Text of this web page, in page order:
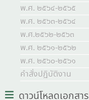
พ.ศ. ๒๕๖๔-๒๕๖๕
พ.ศ. ๒๕๖๓-๒๕๖๔
พ.ศ.๒๕๖๒-๒๕๖๓
พ.ศ. ๒๕๖๑-๒๕๖๒
พ.ศ. ๒๕๖๐-๒๕๖๑
คำสั่งปฏิบัติงาน
ดาวน์โหลดเอกสาร